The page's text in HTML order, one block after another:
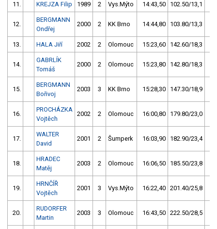
11. KREJZA Filip 1989 2 Vys.Mýto 14:43,50 102.50/13,1
12.
BERGMANN
Ondřej
2000 2 KK Brno 14:44,80 103.80/13,3
13. HALA Jiří 2002 2 Olomouc 15:23,60 142.60/18,3
14.
GABRLÍK
Tomáš
2000 2 Olomouc 15:23,80 142.80/18,3
15.
BERGMANN
Bořivoj
2003 3 KK Brno 15:28,30 147.30/18,9
16.
PROCHÁZKA
Vojtěch
2002 2 Olomouc 16:00,80 179.80/23,0
17.
WALTER
David
2001 2 Šumperk 16:03,90 182.90/23,4
18.
HRADEC
Matěj
2003 2 Olomouc 16:06,50 185.50/23,8
19.
HRNČÍŘ
Vojtěch
2001 3 Vys.Mýto 16:22,40 201.40/25,8
20.
RUDORFER
Martin
2003 3 Olomouc 16:43,50 222.50/28,5